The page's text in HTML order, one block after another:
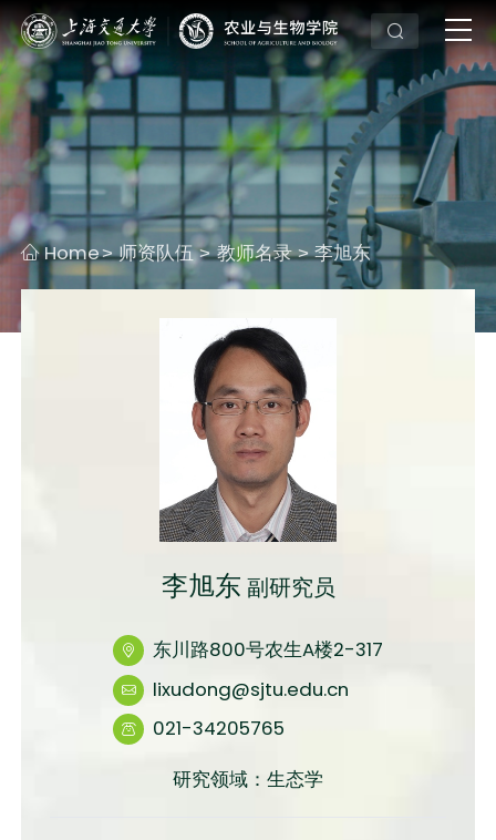
Home> 师资队伍> 教师名录> 李旭东
李旭东 副研究员
东川路800号农生A楼2-317
lixudong@sjtu.edu.cn
021-34205765
研究领域：生态学